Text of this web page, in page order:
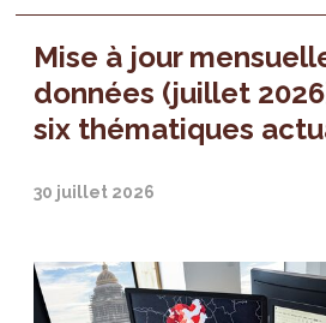
Mise à jour
données (juillet
six thématiques
30 juillet 2026